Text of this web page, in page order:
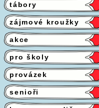
tábory
zájmové kroužky
akce
pro školy
provázek
senioři